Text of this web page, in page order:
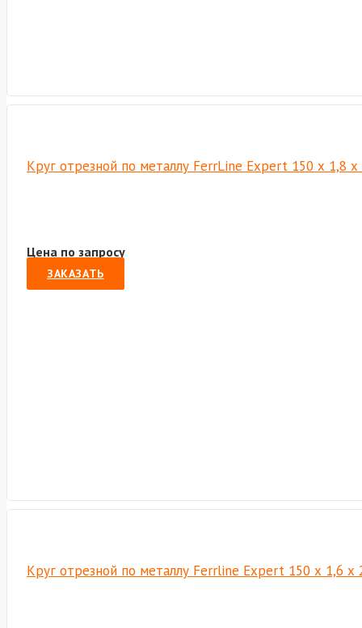
Круг отрезной по металлу FerrLine Expert 150 х 1,8
Цена по запросу
ЗАКАЗАТЬ
Круг отрезной по металлу Ferrline Expert 150 х 1,6 х